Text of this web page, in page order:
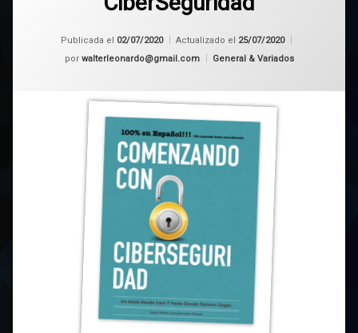
Publicada el 02/07/2020 Actualizado el 25/07/2020
por walterleonardo@gmail.com Categorías:
General & Variados